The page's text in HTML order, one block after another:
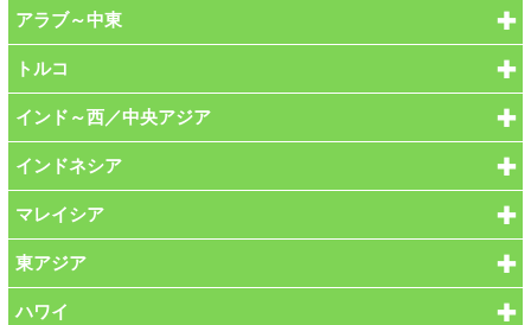
アラブ～中東
トルコ
インド～西／中央アジア
インドネシア
マレイシア
東アジア
ハワイ